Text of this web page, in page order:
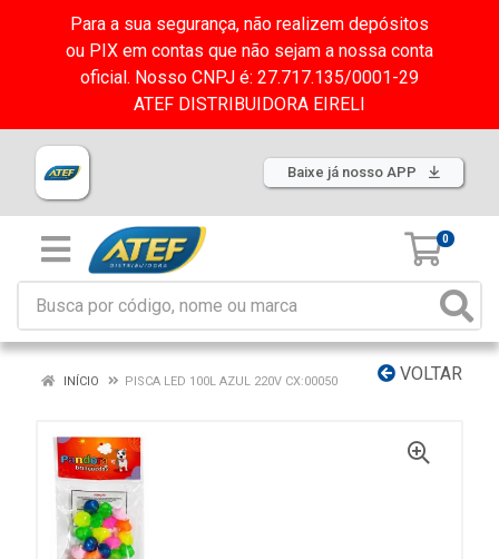
Para a sua segurança, não realizem depósitos
ou PIX em contas que não sejam a nossa conta
oficial. Nosso CNPJ é: 27.717.135/0001-29
ATEF DISTRIBUIDORA EIRELI
Baixe já nosso APP
0
VOLTAR
INÍCIO PISCA LED 100L AZUL 220V CX:00050